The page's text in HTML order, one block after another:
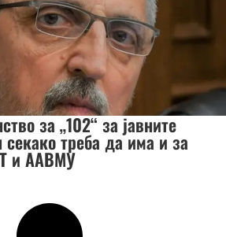
за „102“ за јавните
треба да има и за
и ААВМУ